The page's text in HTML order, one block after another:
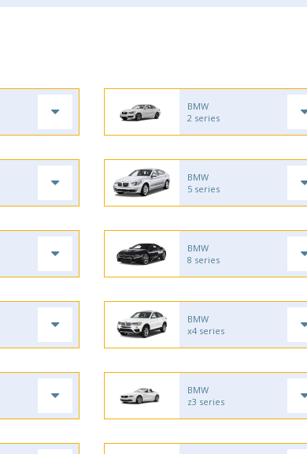
BMW
2 series
BMW
5 series
BMW
8 series
BMW
x4 series
BMW
z3 series